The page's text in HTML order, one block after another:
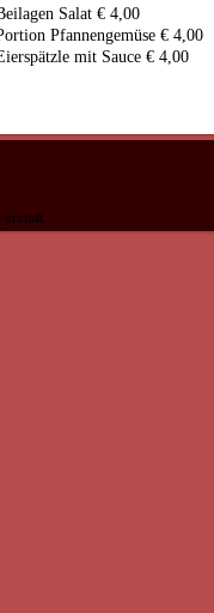
Salat € 4,00
Pfannengemüse € 4,00
mit Sauce € 4,00
erstellt.